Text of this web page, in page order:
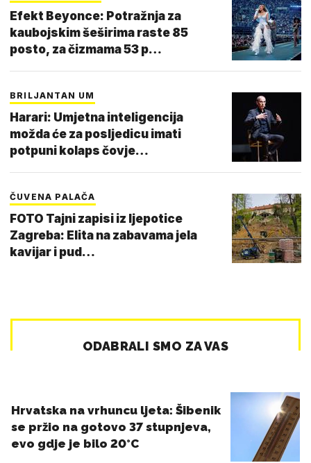
Efekt Beyonce: Potražnja za
kaubojskim šeširima raste 85
posto, za čizmama 53 p…
BRILJANTAN UM
Harari: Umjetna inteligencija
možda će za posljedicu imati
potpuni kolaps čovje…
ČUVENA PALAČA
FOTO Tajni zapisi iz ljepotice
Zagreba: Elita na zabavama jela
kavijar i pud…